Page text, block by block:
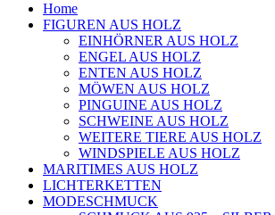
Home
FIGUREN AUS HOLZ
EINHÖRNER AUS HOLZ
ENGEL AUS HOLZ
ENTEN AUS HOLZ
MÖWEN AUS HOLZ
PINGUINE AUS HOLZ
SCHWEINE AUS HOLZ
WEITERE TIERE AUS HOLZ
WINDSPIELE AUS HOLZ
MARITIMES AUS HOLZ
LICHTERKETTEN
MODESCHMUCK